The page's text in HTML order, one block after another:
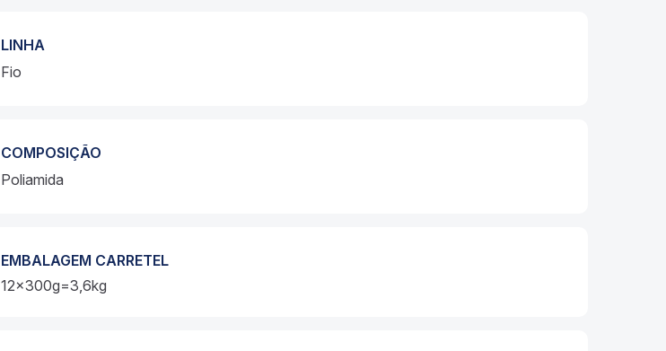
LINHA
Fio
COMPOSIÇÃO
Poliamida
EMBALAGEM CARRETEL
12x300g=3,6kg